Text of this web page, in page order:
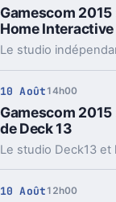
Gamescom
Home Interactive
10 Août 14h00
Gamescom
de Deck 13
10 Août 12h00